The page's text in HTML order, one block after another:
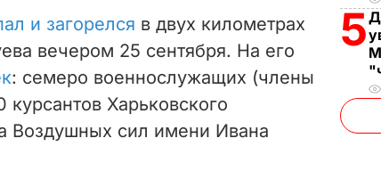
и загорелся в двух километрах
вечером 25 сентября. На его
: семеро военнослужащих (члены
Харьковского
Воздушных сил имени Ивана
5